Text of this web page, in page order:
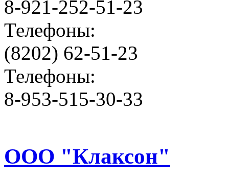
8-921-252-51-23
Телефоны:
(8202) 62-51-23
Телефоны:
8-953-515-30-33
ООО "Клаксон"